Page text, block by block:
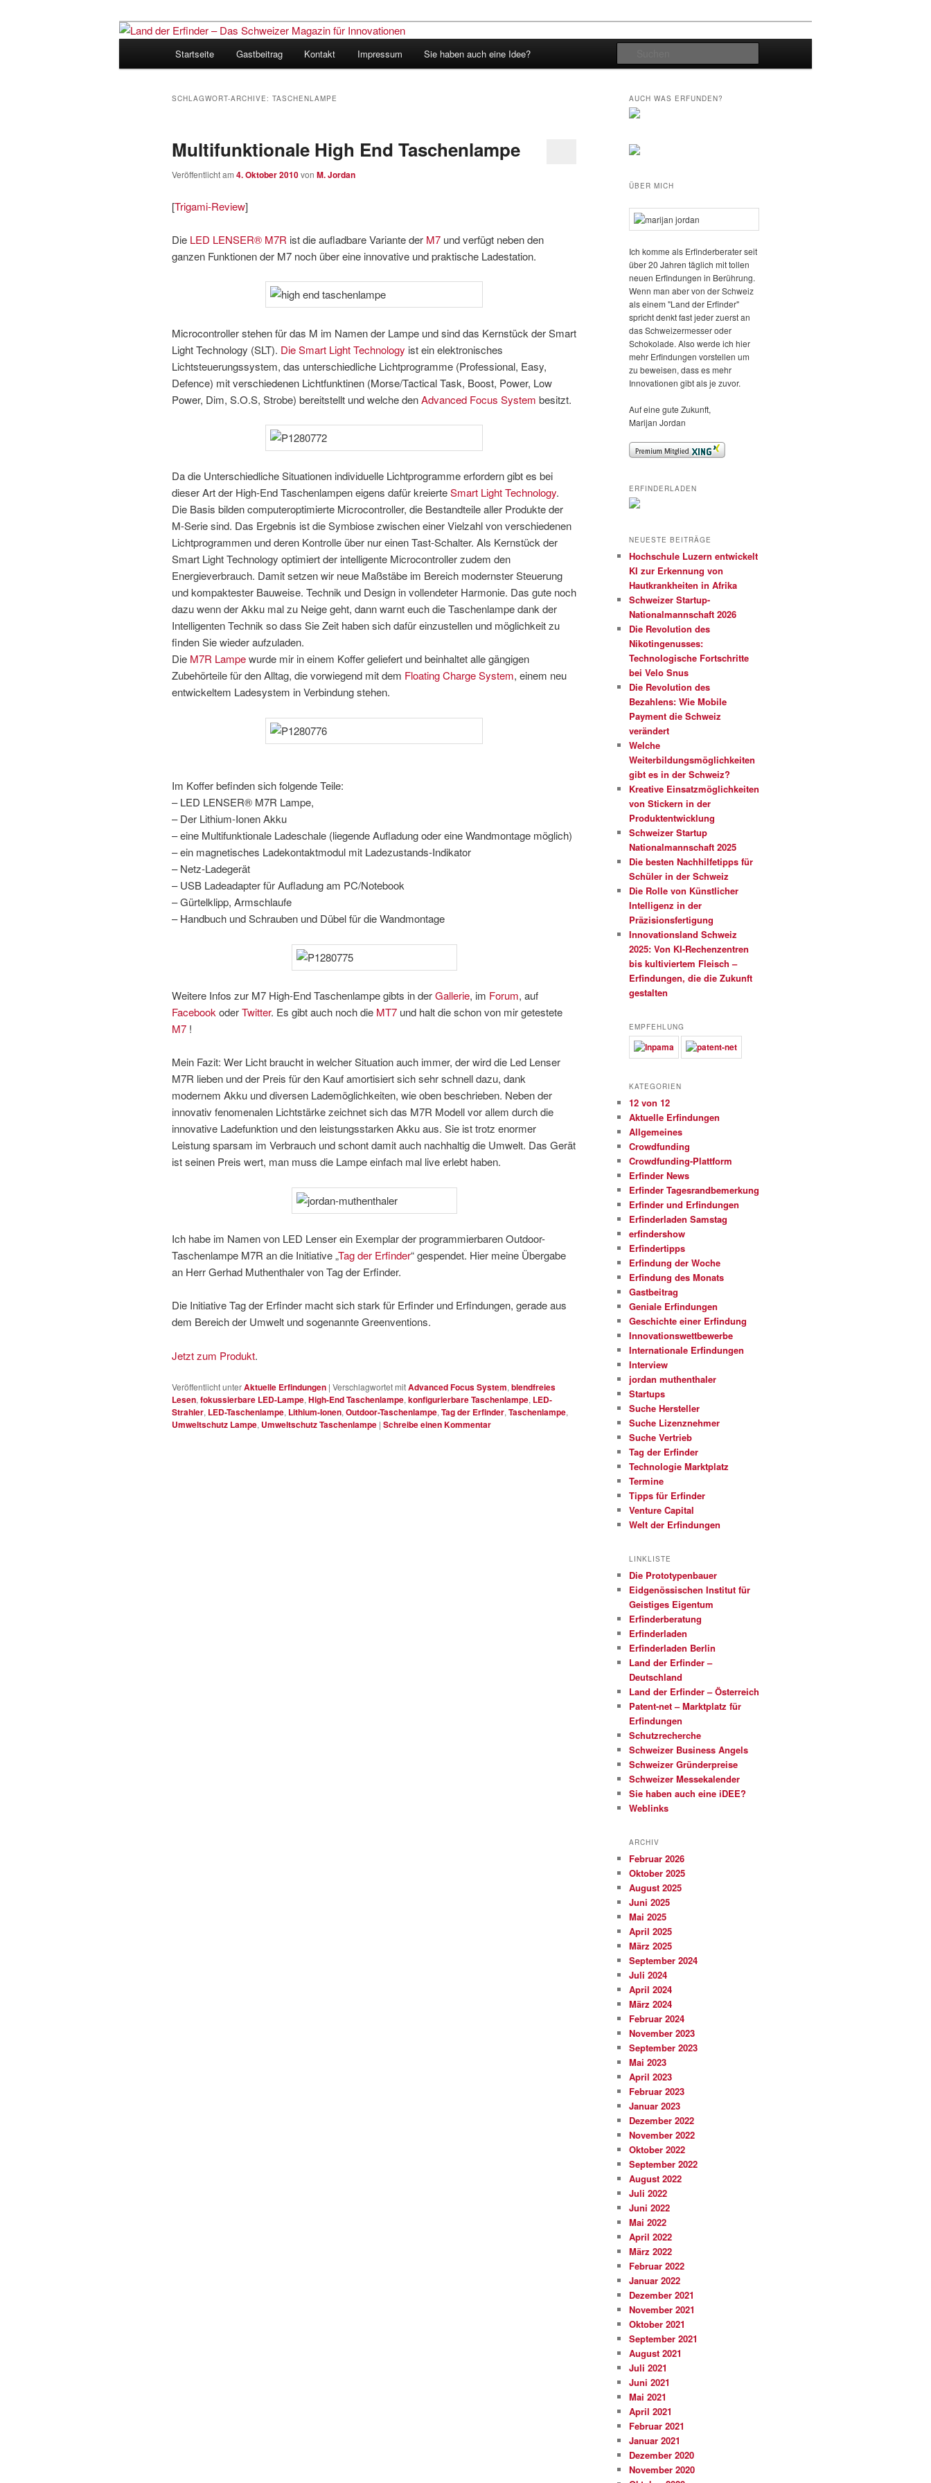
Land der Erfinder – Das Schweizer Magazin
für Innovationen
Startseite Gastbeitrag Kontakt Impressum Sie haben auch eine Idee?
SCHLAGWORT-ARCHIVE: TASCHENLAMPE
Multifunktionale High End Taschenlampe
Veröffentlicht am 4. Oktober 2010von M. Jordan
[Trigami-Review]
Die LED LENSER® M7R ist die aufladbare Variante der M7 und verfügt neben den
ganzen Funktionen der M7 noch über eine innovative und praktische Ladestation.
Microcontroller stehen für das M im Namen der Lampe und sind das Kernstück der Smart
Light Technology (SLT). Die Smart Light Technology ist ein elektronisches
Lichtsteuerungssystem, das unterschiedliche Lichtprogramme (Professional, Easy,
Defence) mit verschiedenen Lichtfunktinen (Morse/Tactical Task, Boost, Power, Low
Power, Dim, S.O.S, Strobe) bereitstellt und welche denAdvanced Focus System besitzt.
Da die Unterschiedliche Situationen individuelle Lichtprogramme erfordern gibt es bei
dieser Art der High-End Taschenlampen eigens dafür kreierteSmart Light Technology.
Die Basis bilden computeroptimierte Microcontroller, die Bestandteile aller Produkte der
M-Serie sind. Das Ergebnis ist die Symbiose zwischen einer Vielzahl von verschiedenen
Lichtprogrammen und deren Kontrolle über nur einen Tast-Schalter. Als Kernstück der
Smart Light Technology optimiert der intelligente Microcontroller zudem den
Energieverbrauch. Damit setzen wir neue Maßstäbe im Bereich modernster Steuerung
und kompaktester Bauweise. Technik und Design in vollendeter Harmonie. Das gute noch
dazu wenn der Akku mal zu Neige geht, dann warnt euch die Taschenlampe dank der
Intelligenten Technik so dass Sie Zeit haben sich dafür einzustellen und möglichkeit zu
finden Sie wieder aufzuladen.
Die M7R Lampewurde mir in einem Koffer geliefert und beinhaltet alle gängigen
Zubehörteile für den Alltag, die vorwiegend mit dem Floating Charge System, einem neu
entwickeltem Ladesystem in Verbindung stehen.
Im Koffer befinden sich folgende Teile:
– LED LENSER® M7R Lampe,
– Der Lithium-Ionen Akku
– eine Multifunktionale Ladeschale (liegende Aufladung oder eine Wandmontage möglich)
– ein magnetisches Ladekontaktmodul mit Ladezustands-Indikator
– Netz-Ladegerät
– USB Ladeadapter für Aufladung am PC/Notebook
– Gürtelklipp, Armschlaufe
– Handbuch und Schrauben und Dübel für die Wandmontage
Weitere Infos zur M7 High-End Taschenlampe gibts in derGallerie, im Forum, auf
Facebook oderTwitter. Es gibt auch noch die MT7 und halt die schon von mir getestete
M7 !
Mein Fazit: Wer Licht braucht in welcher Situation auch immer, der wird die Led Lenser
M7R lieben und der Preis für den Kauf amortisiert sich sehr schnell dazu, dank
modernem Akku und diversen Lademöglichkeiten, wie oben beschrieben. Neben der
innovativ fenomenalen Lichtstärke zeichnet sich das M7R Modell vor allem durch die
innovative Ladefunktion und den leistungsstarken Akku aus. Sie ist trotz enormer
Leistung sparsam im Verbrauch und schont damit auch nachhaltig die Umwelt. Das Gerät
ist seinen Preis wert, man muss die Lampe einfach mal live erlebt haben.
Ich habe im Namen von LED Lenser ein Exemplar der programmierbaren Outdoor-
Taschenlampe M7R an die Initiative „Tag der Erfinder“ gespendet. Hier meine Übergabe
an Herr Gerhad Muthenthaler von Tag der Erfinder.
Die Initiative Tag der Erfinder macht sich stark für Erfinder und Erfindungen, gerade aus
dem Bereich der Umwelt und sogenannte Greenventions.
Jetzt zum Produkt.
Veröffentlicht unterAktuelle Erfindungen | Verschlagwortet mitAdvanced Focus System, blendfreies
Lesen, fokussierbare LED-Lampe, High-End Taschenlampe, konfigurierbare Taschenlampe, LED-
Strahler, LED-Taschenlampe, Lithium-Ionen, Outdoor-Taschenlampe, Tag der Erfinder, Taschenlampe,
Umweltschutz Lampe, Umweltschutz Taschenlampe | Schreibe einen Kommentar
AUCH WAS ERFUNDEN?
ÜBER MICH
Ich komme als Erfinderberater seit
über 20 Jahren täglich mit tollen
neuen Erfindungen in Berührung.
Wenn man aber von der Schweiz
als einem "Land der Erfinder"
spricht denkt fast jeder zuerst an
das Schweizermesser oder
Schokolade. Also werde ich hier
mehr Erfindungen vorstellen um
zu beweisen, dass es mehr
Innovationen gibt als je zuvor.
Auf eine gute Zukunft,
Marijan Jordan
ERFINDERLADEN
NEUESTE BEITRÄGE
Hochschule Luzern entwickelt
KI zur Erkennung von
Hautkrankheiten in Afrika
Schweizer Startup-
Nationalmannschaft 2026
Die Revolution des
Nikotingenusses:
Technologische Fortschritte
bei Velo Snus
Die Revolution des
Bezahlens: Wie Mobile
Payment die Schweiz
verändert
Welche
Weiterbildungsmöglichkeiten
gibt es in der Schweiz?
Kreative Einsatzmöglichkeiten
von Stickern in der
Produktentwicklung
Schweizer Startup
Nationalmannschaft 2025
Die besten Nachhilfetipps für
Schüler in der Schweiz
Die Rolle von Künstlicher
Intelligenz in der
Präzisionsfertigung
Innovationsland Schweiz
2025: Von KI-Rechenzentren
bis kultiviertem Fleisch –
Erfindungen, die die Zukunft
gestalten
EMPFEHLUNG
KATEGORIEN
12 von 12
Aktuelle Erfindungen
Allgemeines
Crowdfunding
Crowdfunding-Plattform
Erfinder News
Erfinder Tagesrandbemerkung
Erfinder und Erfindungen
Erfinderladen Samstag
erfindershow
Erfindertipps
Erfindung der Woche
Erfindung des Monats
Gastbeitrag
Geniale Erfindungen
Geschichte einer Erfindung
Innovationswettbewerbe
Internationale Erfindungen
Interview
jordan muthenthaler
Startups
Suche Hersteller
Suche Lizenznehmer
Suche Vertrieb
Tag der Erfinder
Technologie Marktplatz
Termine
Tipps für Erfinder
Venture Capital
Welt der Erfindungen
LINKLISTE
Die Prototypenbauer
Eidgenössischen Institut für
Geistiges Eigentum
Erfinderberatung
Erfinderladen
Erfinderladen Berlin
Land der Erfinder –
Deutschland
Land der Erfinder – Österreich
Patent-net – Marktplatz für
Erfindungen
Schutzrecherche
Schweizer Business Angels
Schweizer Gründerpreise
Schweizer Messekalender
Sie haben auch eine iDEE?
Weblinks
ARCHIV
Februar 2026
Oktober 2025
August 2025
Juni 2025
Mai 2025
April 2025
März 2025
September 2024
Juli 2024
April 2024
März 2024
Februar 2024
November 2023
September 2023
Mai 2023
April 2023
Februar 2023
Januar 2023
Dezember 2022
November 2022
Oktober 2022
September 2022
August 2022
Juli 2022
Juni 2022
Mai 2022
April 2022
März 2022
Februar 2022
Januar 2022
Dezember 2021
November 2021
Oktober 2021
September 2021
August 2021
Juli 2021
Juni 2021
Mai 2021
April 2021
Februar 2021
Januar 2021
Dezember 2020
November 2020